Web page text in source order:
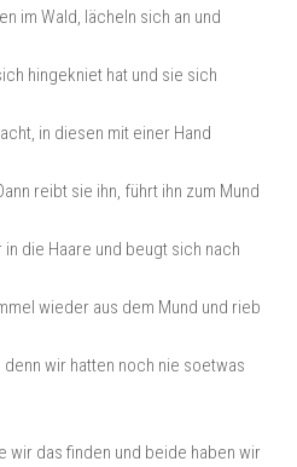
im Wald, lächeln sich an und
hingekniet hat und sie sich
in diesen mit einer Hand
reibt sie ihn, führt ihn zum Mund
die Haare und beugt sich nach
wieder aus dem Mund und rieb
wir hatten noch nie soetwas
wir das finden und beide haben wir